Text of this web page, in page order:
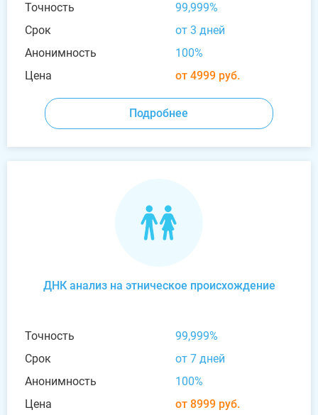
Точность
99,999%
Срок
от 3 дней
Анонимность
100%
Цена
от 4999 руб.
Подробнее
ДНК анализ на этническое происхождение
Точность
99,999%
Срок
от 7 дней
Анонимность
100%
Цена
от 8999 руб.